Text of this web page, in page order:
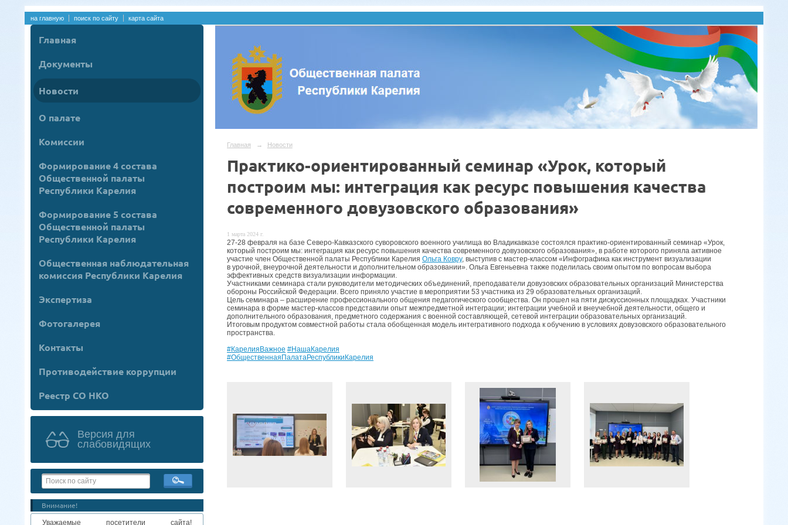
на главную поиск по сайту карта сайта
Главная
Документы
Новости
О палате
Комиссии
Формирование 4 состава
Общественной палаты
Республики Карелия
Формирование 5 состава
Общественной палаты
Республики Карелия
Общественная наблюдательная
комиссия Республики Карелия
Экспертиза
Фотогалерея
Контакты
Противодействие коррупции
Реестр СО НКО
Версия для
слабовидящих
Внимание!
Уважаемые посетители сайта!
Главная → Новости
Практико-ориентированный семинар «Урок, который
построим мы: интеграция как ресурс повышения качества
современного довузовского образования»
1 марта 2024 г.
27-28 февраля на базе Северо-Кавказского суворовского военного училища во Владикавказе состоялся практико-ориентированный семинар «Урок,
который построим мы: интеграция как ресурс повышения качества современного довузовского образования», в работе которого приняла активное
участие член Общественной палаты Республики Карелия Ольга Ковру, выступив с мастер-классом «Инфографика как инструмент визуализации
в урочной, внеурочной деятельности и дополнительном образовании». Ольга Евгеньевна также поделилась своим опытом по вопросам выбора
эффективных средств визуализации информации.
Участниками семинара стали руководители методических объединений, преподаватели довузовских образовательных организаций Министерства
обороны Российской Федерации. Всего приняло участие в мероприятии 53 участника из 29 образовательных организаций.
Цель семинара – расширение профессионального общения педагогического сообщества. Он прошел на пяти дискуссионных площадках. Участники
семинара в форме мастер-классов представили опыт межпредметной интеграции; интеграции учебной и внеучебной деятельности, общего и
дополнительного образования, предметного содержания с военной составляющей, сетевой интеграции образовательных организаций.
Итоговым продуктом совместной работы стала обобщенная модель интегративного подхода к обучению в условиях довузовского образовательного
пространства.
#КарелияВажное #НашаКарелия
#ОбщественнаяПалатаРеспубликиКарелия